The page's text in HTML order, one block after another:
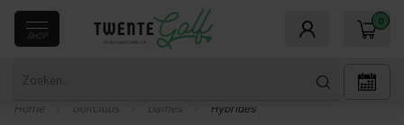
SHOP
0
Home Golfclubs Dames Hybrides